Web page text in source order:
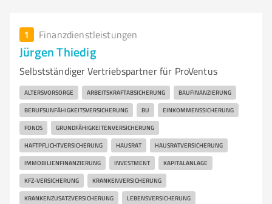
1 Finanzdienstleistungen
Jürgen Thiedig
Selbstständiger Vertriebspartner für ProVentus
ALTERSVORSORGE ARBEITSKRAFTABSICHERUNG BAUFINANZIERUNG
BERUFSUNFÄHIGKEITSVERSICHERUNG BU EINKOMMENSSICHERUNG
FONDS GRUNDFÄHIGKEITENVERSICHERUNG
HAFTPFLICHTVERSICHERUNG HAUSRAT HAUSRATVERSICHERUNG
IMMOBILIENFINANZIERUNG INVESTMENT KAPITALANLAGE
KFZ-VERSICHERUNG KRANKENVERSICHERUNG
KRANKENZUSATZVERSICHERUNG LEBENSVERSICHERUNG